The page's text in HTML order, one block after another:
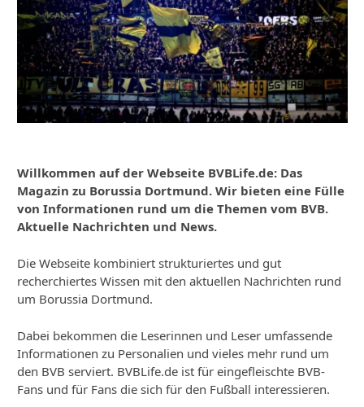
Willkommen auf der Webseite BVBLife.de: Das
Magazin zu Borussia Dortmund. Wir bieten eine Fülle
von Informationen rund um die Themen vom BVB.
Aktuelle Nachrichten und News.
Die Webseite kombiniert strukturiertes und gut
recherchiertes Wissen mit den aktuellen Nachrichten rund
um Borussia Dortmund.
Dabei bekommen die Leserinnen und Leser umfassende
Informationen zu Personalien und vieles mehr rund um
den BVB serviert. BVBLife.de ist für eingefleischte BVB-
Fans und für Fans die sich für den Fußball interessieren.